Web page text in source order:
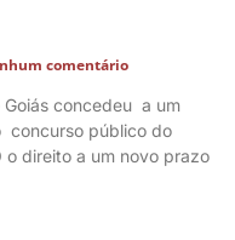
comentário
concedeu a um
concurso público do
o direito a um novo prazo